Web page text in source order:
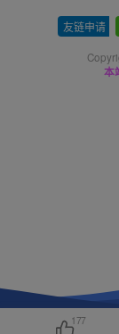
友链申请
本
177